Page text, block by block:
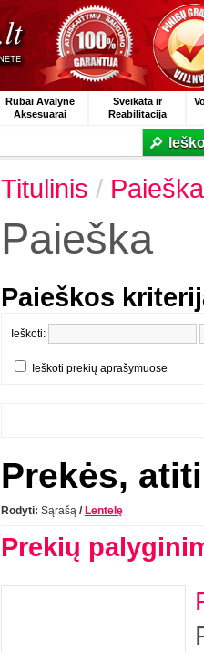
Rūbai Avalynė
Aksesuarai
Sveikata ir
Reabilitacija
Titulinis / Paieška
Paieška
Paieškos
Ieškoti:
Ieškoti prekių aprašymuose
Prekės,
Rodyti: Sąrašą / Lentelę
Prekių